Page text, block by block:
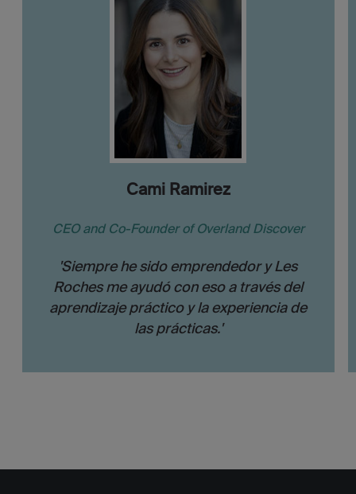
Cami Ramirez
CEO and Co-Founder of Overland Discover
'Siempre he sido emprendedor y Les
Roches me ayudó con eso a través del
aprendizaje práctico y la experiencia de
las prácticas.'